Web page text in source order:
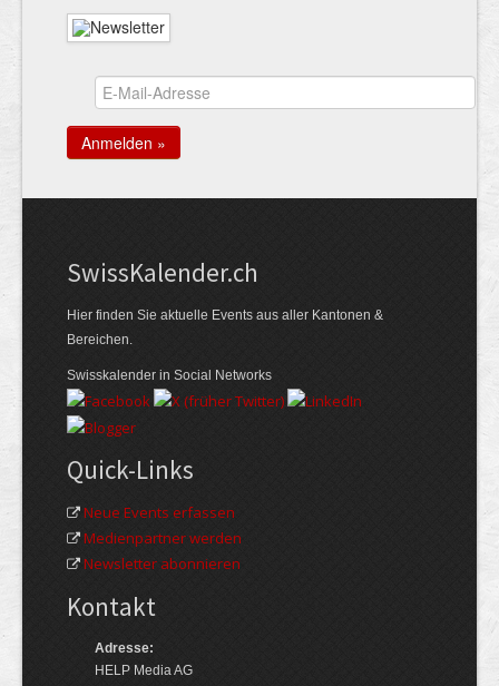
Swiss­Kalender.ch
Hier finden Sie aktuelle Events aus aller Kantonen &
Bereichen.
Swisskalender in Social Networks
Quick-Links
Neue Events erfassen
Medienpartner werden
Newsletter abonnieren
Kontakt
Adresse:
HELP Media AG